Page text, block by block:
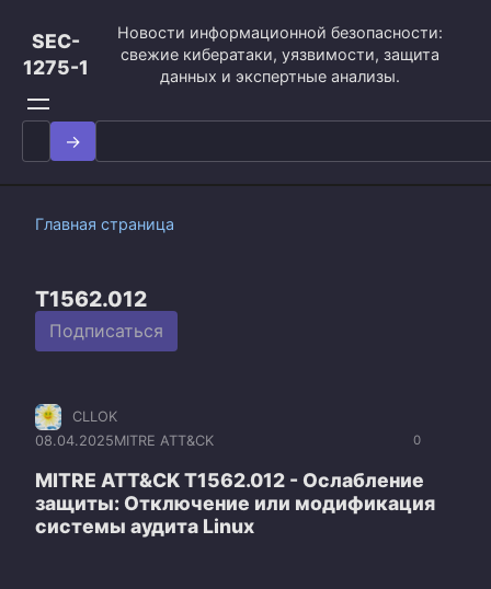
контенту
SEC-
1275-1
Новости информационной безопасности:
свежие кибератаки, уязвимости, защита
данных и экспертные анализы.
Search
for:
Главная страница
T1562.012
Подписаться
0
CLLOK
08.04.2025MITRE ATT&CK
MITRE ATT&CK T1562.012 - Ослабление
защиты: Отключение или модификация
системы аудита Linux